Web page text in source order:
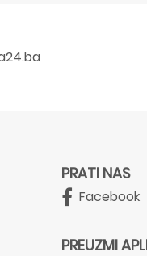
PRATI NAS
Facebook
PREUZMI